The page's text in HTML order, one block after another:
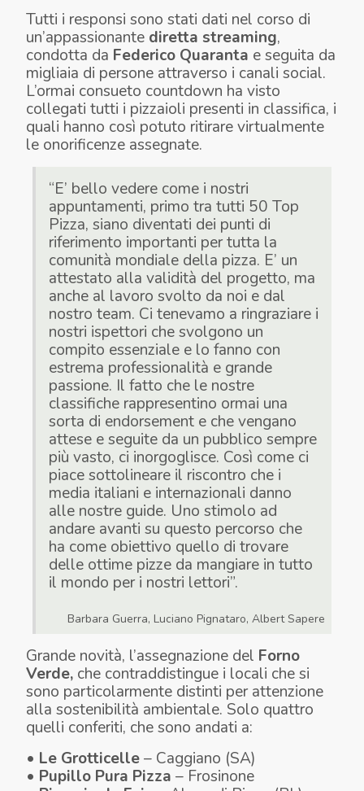
Tutti i responsi sono stati dati nel corso di
un’appassionante diretta streaming,
condotta da Federico Quaranta e seguita da
migliaia di persone attraverso i canali social.
L’ormai consueto countdown ha visto
collegati tutti i pizzaioli presenti in classifica, i
quali hanno così potuto ritirare virtualmente
le onorificenze assegnate.
“E’ bello vedere come i nostri
appuntamenti, primo tra tutti 50 Top
Pizza, siano diventati dei punti di
riferimento importanti per tutta la
comunità mondiale della pizza. E’ un
attestato alla validità del progetto, ma
anche al lavoro svolto da noi e dal
nostro team. Ci tenevamo a ringraziare i
nostri ispettori che svolgono un
compito essenziale e lo fanno con
estrema professionalità e grande
passione. Il fatto che le nostre
classifiche rappresentino ormai una
sorta di endorsement e che vengano
attese e seguite da un pubblico sempre
più vasto, ci inorgoglisce. Così come ci
piace sottolineare il riscontro che i
media italiani e internazionali danno
alle nostre guide. Uno stimolo ad
andare avanti su questo percorso che
ha come obiettivo quello di trovare
delle ottime pizze da mangiare in tutto
il mondo per i nostri lettori”.
Barbara Guerra, Luciano Pignataro, Albert Sapere
Grande novità, l’assegnazione del Forno
Verde, che contraddistingue i locali che si
sono particolarmente distinti per attenzione
alla sostenibilità ambientale. Solo quattro
quelli conferiti, che sono andati a:
• Le Grotticelle– Caggiano (SA)
• Pupillo Pura Pizza – Frosinone